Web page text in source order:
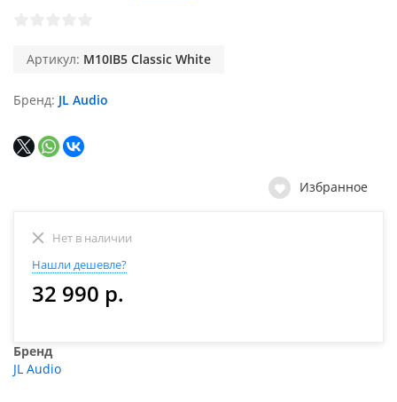
Артикул: M10IB5 Classic White
Бренд JL Audio
Избранное
Нет в наличии
Нашли дешевле?
32 990 р.
Бренд
JL Audio